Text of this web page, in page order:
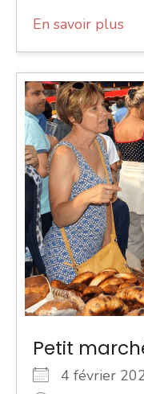
En savoir plus
Petit
4 février